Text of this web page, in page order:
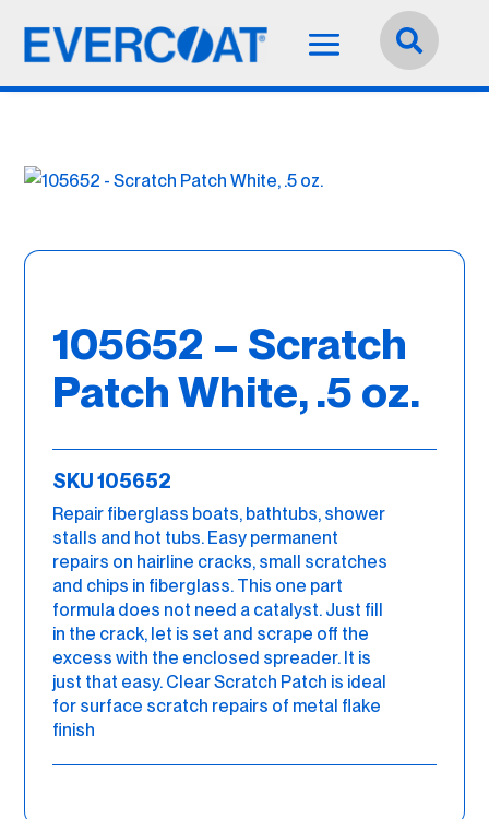
Español


105652 – Scratch
Patch White, .5 oz.
SKU 105652
Repair fiberglass boats, bathtubs, shower
stalls and hot tubs. Easy permanent
repairs on hairline cracks, small scratches
and chips in fiberglass. This one part
formula does not need a catalyst. Just fill
in the crack, let is set and scrape off the
excess with the enclosed spreader. It is
just that easy. Clear Scratch Patch is ideal
for surface scratch repairs of metal flake
finish